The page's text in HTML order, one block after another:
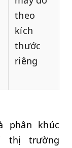
theo
kích
thước
riêng
phân khúc
thị trường